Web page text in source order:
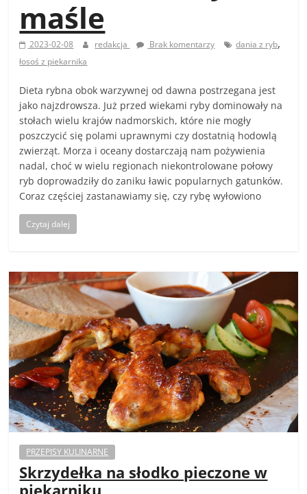
maśle
2023-02-08 redakcja Brak komentarzy dania z ryb,
łosoś z piekarnika
Dieta rybna obok warzywnej od dawna postrzegana jest
jako najzdrowsza. Już przed wiekami ryby dominowały na
stołach wielu krajów nadmorskich, które nie mogły
poszczycić się polami uprawnymi czy dostatnią hodowlą
zwierząt. Morza i oceany dostarczają nam pożywienia
nadal, choć w wielu regionach niekontrolowane połowy
ryb doprowadziły do zaniku ławic popularnych gatunków.
Coraz częściej zastanawiamy się, czy rybę wyłowiono
Czytaj dalej
PRZEPISY KULINARNE
Skrzydełka na słodko pieczone w